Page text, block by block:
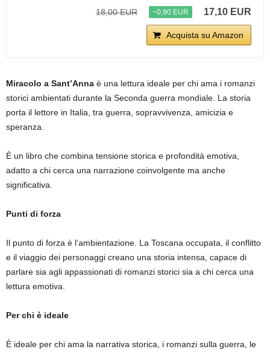
18,00 EUR −0,90 EUR 17,10 EUR
Acquista su Amazon
Miracolo a Sant’Anna è una lettura ideale per chi ama i romanzi
storici ambientati durante la Seconda guerra mondiale. La storia
porta il lettore in Italia, tra guerra, sopravvivenza, amicizia e
speranza.
È un libro che combina tensione storica e profondità emotiva,
adatto a chi cerca una narrazione coinvolgente ma anche
significativa.
Punti di forza
Il punto di forza è l’ambientazione. La Toscana occupata, il conflitto
e il viaggio dei personaggi creano una storia intensa, capace di
parlare sia agli appassionati di romanzi storici sia a chi cerca una
lettura emotiva.
Per chi è ideale
È ideale per chi ama la narrativa storica, i romanzi sulla guerra, le